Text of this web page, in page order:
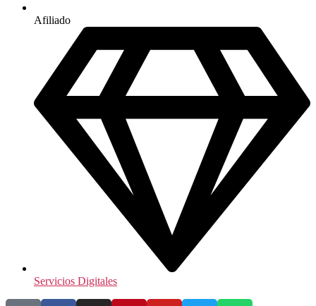
Afiliado
Servicios Digitales